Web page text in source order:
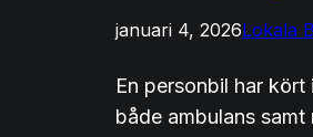
januari 4, 2026Lokala
En personbil har
både ambulans